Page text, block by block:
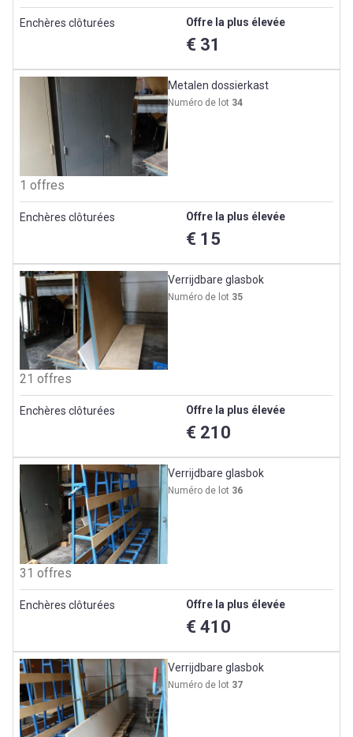
Enchères clôturées Offre la plus élevée
€ 31
Metalen dossierkast
Numéro de lot 34
1 offres
Enchères clôturées Offre la plus élevée
€ 15
Verrijdbare glasbok
Numéro de lot 35
21 offres
Enchères clôturées Offre la plus élevée
€ 210
Verrijdbare glasbok
Numéro de lot 36
31 offres
Enchères clôturées Offre la plus élevée
€ 410
Verrijdbare glasbok
Numéro de lot 37